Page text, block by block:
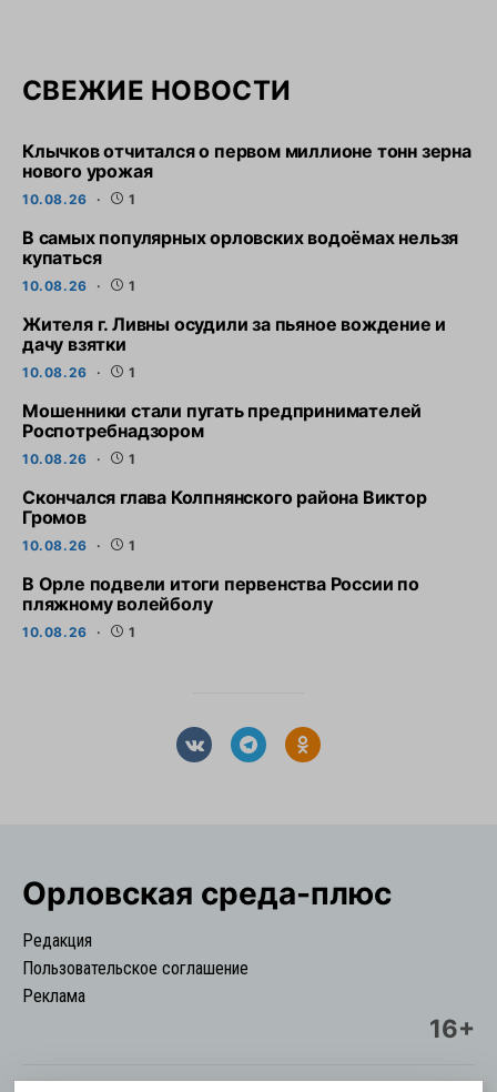
СВЕЖИЕ НОВОСТИ
Клычков отчитался о первом миллионе тонн зерна
нового урожая
10.08.26 1
В самых популярных орловских водоёмах нельзя
купаться
10.08.26 1
Жителя г. Ливны осудили за пьяное вождение и
дачу взятки
10.08.26 1
Мошенники стали пугать предпринимателей
Роспотребнадзором
10.08.26 1
Скончался глава Колпнянского района Виктор
Громов
10.08.26 1
В Орле подвели итоги первенства России по
пляжному волейболу
10.08.26 1
Орловская cреда-плюс
Редакция
Пользовательское соглашение
Реклама
16+